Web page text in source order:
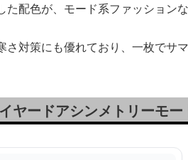
た配色が、モード系ファッション
さ対策にも優れており、一枚でサ
ヤードアシンメトリーモー